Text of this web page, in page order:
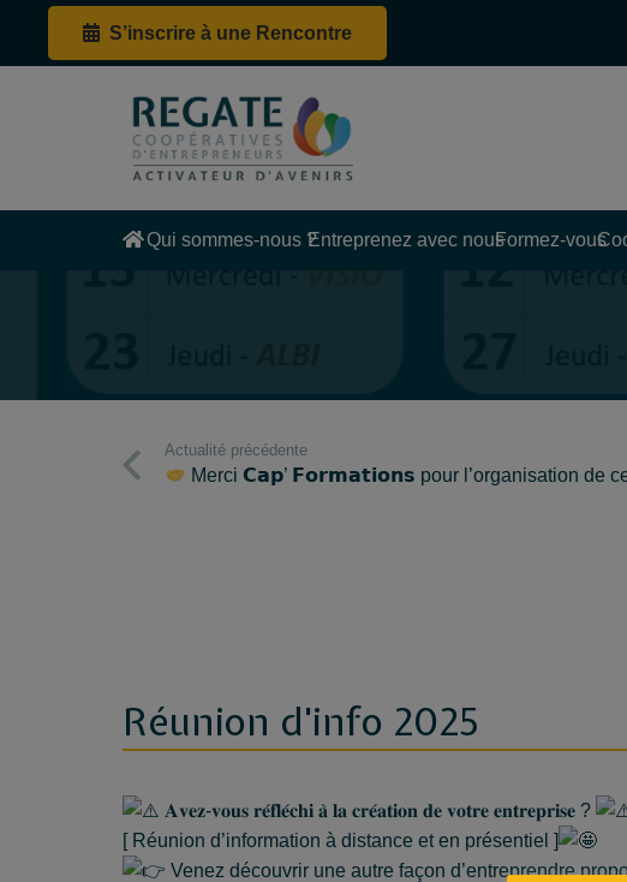
S’inscrire à une Rencontre
Qui sommes-nous ?Entreprenez avec nousFormez-vous
Actualité précédente
Merci 𝗖𝗮𝗽’ 𝗙𝗼𝗿𝗺𝗮𝘁𝗶𝗼𝗻𝘀 pour l’organisation de
Réunion d'info 2025
𝐀𝐯𝐞𝐳-𝐯𝐨𝐮𝐬 𝐫𝐞́𝐟𝐥𝐞́𝐜𝐡𝐢 𝐚̀ 𝐥𝐚 𝐜𝐫𝐞́𝐚𝐭𝐢𝐨𝐧 𝐝𝐞 𝐯𝐨𝐭𝐫𝐞 𝐞𝐧𝐭𝐫𝐞𝐩𝐫𝐢𝐬𝐞 ?
[ Réunion d’information à distance et en présentiel ]
Venez découvrir une autre façon d’entreprendre